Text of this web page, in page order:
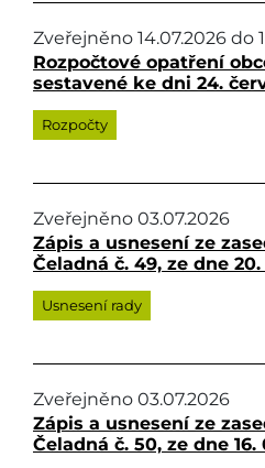
Zveřejněno 14.07.2026 do
Rozpočtové opatření
sestavené ke dni 24.
Rozpočty
Zveřejněno 03.07.2026
Zápis a usnesení ze
Čeladná č. 49, ze dne 20.
Usnesení rady
Zveřejněno 03.07.2026
Zápis a usnesení ze
Čeladná č. 50, ze dne 16.